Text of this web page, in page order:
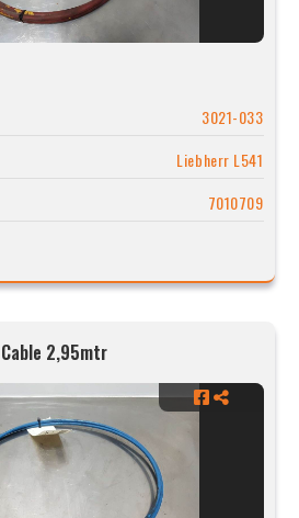
3021-033
Liebherr L541
7010709
Cable 2,95mtr